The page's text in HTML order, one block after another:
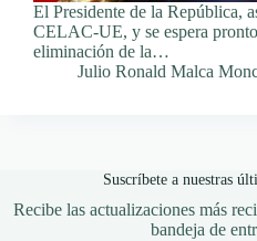
El Presidente de la República,
CELAC-UE, y se espera
eliminación de la…
Julio Ronald Malca
Suscríbete a nuestras
Recibe las actualizaciones más
bandeja de